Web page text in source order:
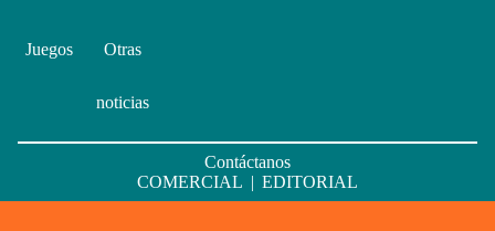
Juegos Otras
noticias
Contáctanos
COMERCIAL | EDITORIAL